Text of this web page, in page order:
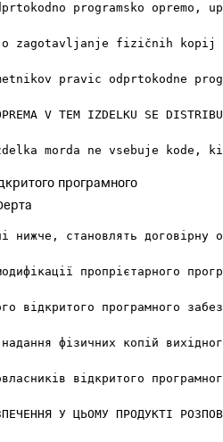
programsko
zagotavljanje fizičnih
pravic odprtokodne
OPREMA V TEM IZDELKU SE
morda ne vsebuje
програмного
нижче, становлять
пропрієтарного
відкритого програмного
фізичних копій
відкритого
У ЦЬОМУ ПРОДУКТІ